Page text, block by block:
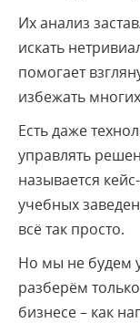
Их анализ
искать
помогает
избежать
Есть даже
управлять
называется
учебных
всё так просто.
Но мы не будем
разберём
бизнесе – как